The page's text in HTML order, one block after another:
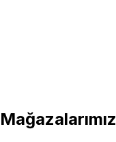
Mağazalarımız